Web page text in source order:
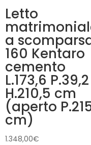
Letto
a
160 Kentaro
cemento
L.173,6 P.39,2
H.210,5 cm
(aperto
cm)
1.348,00€